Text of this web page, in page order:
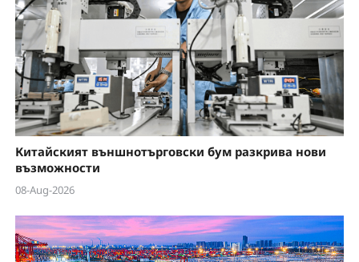
Китайският външнотърговски бум разкрива нови
възможности
08-Aug-2026